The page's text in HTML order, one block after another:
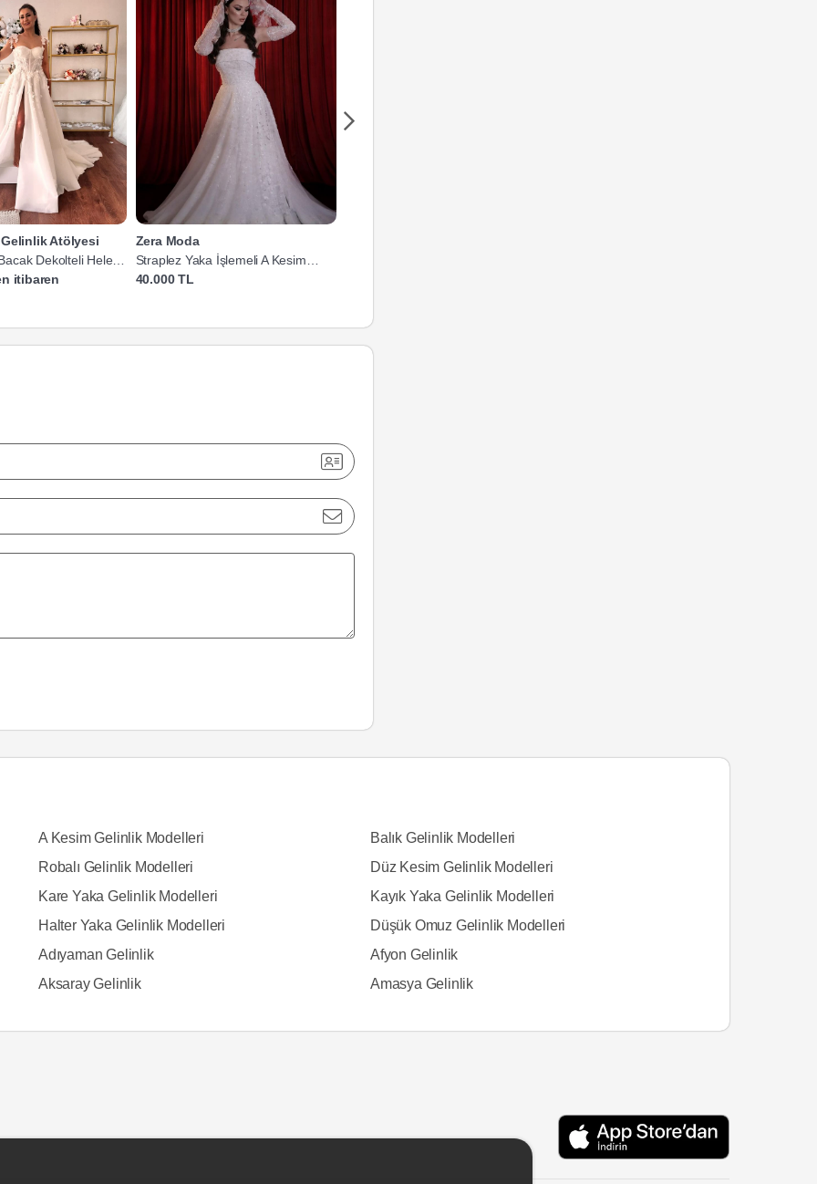
Atölyesi
Dekolteli Helen
itibaren
Zera Moda
Straplez Yaka İşlemeli A Kesim
Gelinlik
40.000 TL
A Kesim Gelinlik Modelleri
Balık Gelinlik Modelleri
Robalı Gelinlik Modelleri
Düz Kesim Gelinlik Modelleri
Kare Yaka Gelinlik Modelleri
Kayık Yaka Gelinlik Modelleri
Halter Yaka Gelinlik Modelleri
Düşük Omuz Gelinlik Modelleri
Adıyaman Gelinlik
Afyon Gelinlik
Aksaray Gelinlik Amasya Gelinlik